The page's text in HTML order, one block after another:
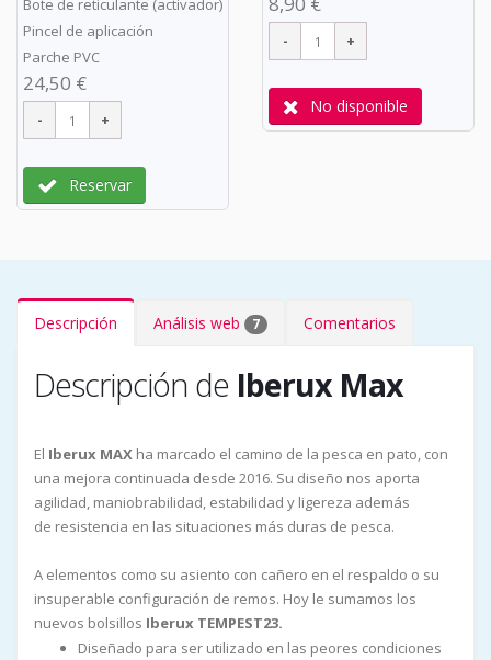
Bote de reticulante (activador)
Pincel de aplicación
Parche PVC
24,50 €
Reservar
No disponible
Descripción Análisis web 7 Comentarios
Descripción de Iberux Max
El Iberux MAX ha marcado el camino de la pesca en pato, con
una mejora continuada desde 2016. Su diseño nos aporta
agilidad, maniobrabilidad, estabilidad y ligereza además
de resistencia en las situaciones más duras de pesca.
A elementos como su asiento con cañero en el respaldo o su
insuperable configuración de remos. Hoy le sumamos los
nuevos bolsillos Iberux TEMPEST23.
Diseñado para ser utilizado en las peores condiciones